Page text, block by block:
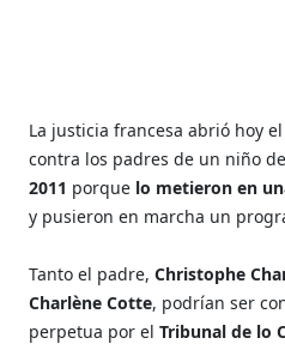
La justicia francesa abrió hoy el
contra los padres de un niño
2011 porque lo metieron en
y pusieron en marcha un
Tanto el padre,Christophe
Charlène Cotte, podrían ser
perpetua por elTribunal de lo